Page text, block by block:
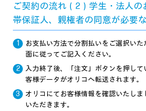
ご契約の流れ（2）学生・法人
帯保証人、親権者の同意が必要
お支払い方法で分割払いをご選択い
面に従ってご記入ください。
入力終了後、「注文」ボタンを押して
客様データがオリコへ転送されます。
オリコにてお客様情報を確認いたしま
いただきます。